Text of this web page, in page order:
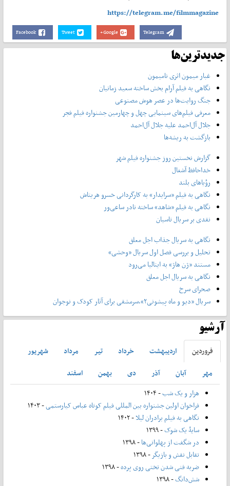
https://telegram.me/filmmagazine
Facebook Tweet Google+ Telegram
جدیدترین‌ها
غبار میمون اثری نامیمون
نگاهی به فیلم آرام بخش ساخته سعید زمانیان
جنگ روایت‌ها در عصر هوش مصنوعی
معرفی فیلم‌های سینمایی چهل‌ و چهارمین جشنواره فیلم فجر
جلال آل‌احمد علیه جلال آل‌‌احمد
بازگشت به ریشه‌ها
گزارش نخستین روز جشنواره فیلم شهر
خداحافظ آشغال
رؤیاهای بلند
نگاهی به فیلم «سرایدار» به کارگردانی خسرو هریتاش
نگاهی به فیلم «شاهد» ساخته نادر ساعی‌ور
نقدی بر سریال تاسیان
نگاهی به سریال جذاب اجل معلق
تحلیل و بررسی فصل اول سریال «وحشی»
مستند «ژن هاژ» به ایتالیا می‌رود
نگاهی به سریال اجل معلق
صحرای سرخ
سریال «دیو و ماه پیشونی۲»،سرمشقی برای آثار کودک و نوجوان
آرشیو
فروردين ارديبهشت خرداد تير مرداد
شهريور
مهر
آبان آذر دی بهمن
اسفند
هزار و یک شب- ۱۴۰۴
فراخوان اولین جشنواره بین المللی فیلم کوتاه عباس کیارستمی- ۱۴۰۳
نگاهی به فیلم برادران لیلا- ۱۴۰۲
سایۀ یک شوک- ۱۳۹۹
در شگفت از پهلوانی‌ها- ۱۳۹۸
تقابل نقش و بازیگر- ۱۳۹۸
ضربه فنی شدن تختی روی پرده- ۱۳۹۸
شش‌دانگ- ۱۳۹۸